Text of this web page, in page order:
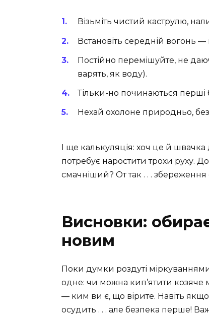
Візьміть чистий каструлю,
Встановіть середній вогонь —
Постійно перемішуйте, не
варять, як воду).
Тільки-но починаються
Нехай охолоне природньо,
І ще калькуляція: хоч це й
потребує наростити трохи руху.
смачніший? От так . . . збереження
Висновки:
новим
Поки думки роздуті
одне: чи можна кип’ятити козяче
— ким ви є, що вірите. Навіть якщо
осудить . . . але безпека перше!